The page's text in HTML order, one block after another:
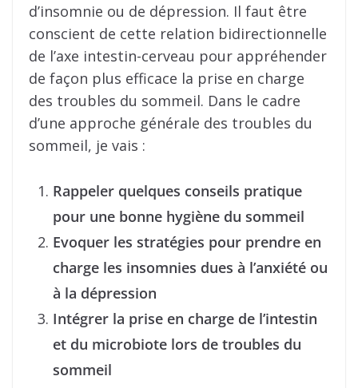
d’insomnie ou de dépression. Il faut être
conscient de cette relation bidirectionnelle
de l’axe intestin-cerveau pour appréhender
de façon plus efficace la prise en charge
des troubles du sommeil. Dans le cadre
d’une approche générale des troubles du
sommeil, je vais :
Rappeler quelques conseils pratique
pour une bonne hygiène du sommeil
Evoquer les stratégies pour prendre en
charge les insomnies dues à l’anxiété ou
à la dépression
Intégrer la prise en charge de l’intestin
et du microbiote lors de troubles du
sommeil